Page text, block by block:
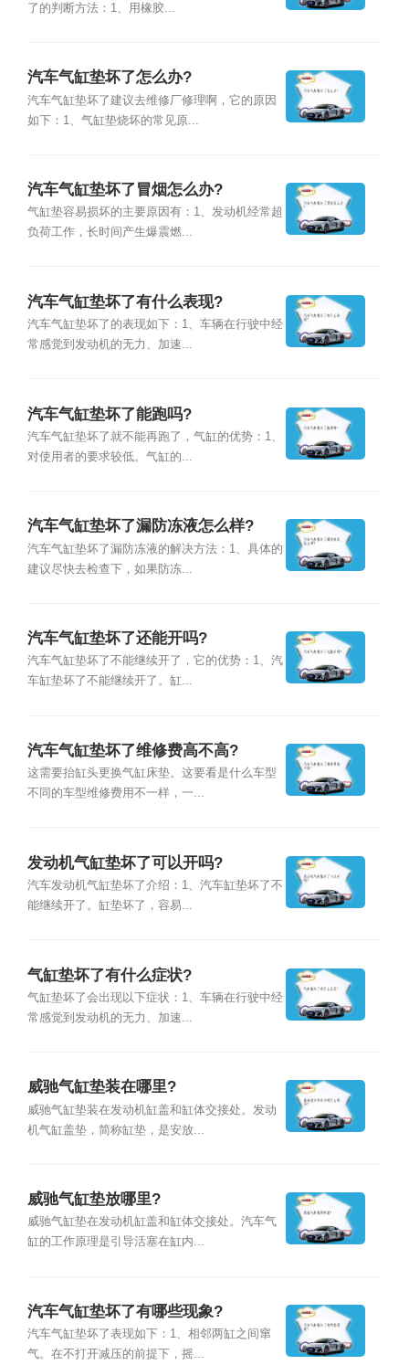
了的判断方法：1、用橡胶...
汽车气缸垫坏了怎么办?
汽车气缸垫坏了建议去维修厂修理啊，它的原因
如下：1、气缸垫烧坏的常见原...
汽车气缸垫坏了冒烟怎么办?
气缸垫容易损坏的主要原因有：1、发动机经常超
负荷工作，长时间产生爆震燃...
汽车气缸垫坏了有什么表现?
汽车气缸垫坏了的表现如下：1、车辆在行驶中经
常感觉到发动机的无力、加速...
汽车气缸垫坏了能跑吗?
汽车气缸垫坏了就不能再跑了，气缸的优势：1、
对使用者的要求较低。气缸的...
汽车气缸垫坏了漏防冻液怎么样?
汽车气缸垫坏了漏防冻液的解决方法：1、具体的
建议尽快去检查下，如果防冻...
汽车气缸垫坏了还能开吗?
汽车气缸垫坏了不能继续开了，它的优势：1、汽
车缸垫坏了不能继续开了。缸...
汽车气缸垫坏了维修费高不高?
这需要抬缸头更换气缸床垫。这要看是什么车型
不同的车型维修费用不一样，一...
发动机气缸垫坏了可以开吗?
汽车发动机气缸垫坏了介绍：1、汽车缸垫坏了不
能继续开了。缸垫坏了，容易...
气缸垫坏了有什么症状?
气缸垫坏了会出现以下症状：1、车辆在行驶中经
常感觉到发动机的无力、加速...
威驰气缸垫装在哪里?
威驰气缸垫装在发动机缸盖和缸体交接处。发动
机气缸盖垫，简称缸垫，是安放...
威驰气缸垫放哪里?
威驰气缸垫在发动机缸盖和缸体交接处。汽车气
缸的工作原理是引导活塞在缸内...
汽车气缸垫坏了有哪些现象?
汽车气缸垫坏了表现如下：1、相邻两缸之间窜
气。在不打开减压的前提下，摇...